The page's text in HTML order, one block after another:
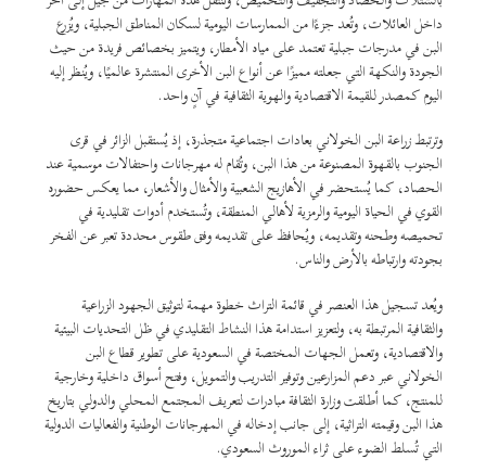
داخل العائلات، وتُعد جزءًا من الممارسات اليومية لسكان المناطق الجبلية، ويُزرع
البن في مدرجات جبلية تعتمد على مياه الأمطار، ويتميز بخصائص فريدة من حيث
الجودة والنكهة التي جعلته مميزًا عن أنواع البن الأخرى المنتشرة عالميًا، ويُنظر إليه
اليوم كمصدر للقيمة الاقتصادية والهوية الثقافية في آنٍ واحد.
وترتبط زراعة البن الخولاني بعادات اجتماعية متجذرة، إذ يُستقبل الزائر في قرى
الجنوب بالقهوة المصنوعة من هذا البن، وتُقام له مهرجانات واحتفالات موسمية عند
الحصاد، كما يُستحضر في الأهازيج الشعبية والأمثال والأشعار، مما يعكس حضوره
القوي في الحياة اليومية والرمزية لأهالي المنطقة، وتُستخدم أدوات تقليدية في
تحميصه وطحنه وتقديمه، ويُحافظ على تقديمه وفق طقوس محددة تعبر عن الفخر
بجودته وارتباطه بالأرض والناس.
ويُعد تسجيل هذا العنصر في قائمة التراث خطوة مهمة لتوثيق الجهود الزراعية
والثقافية المرتبطة به، ولتعزيز استدامة هذا النشاط التقليدي في ظل التحديات البيئية
والاقتصادية، وتعمل الجهات المختصة في السعودية على تطوير قطاع البن
الخولاني عبر دعم المزارعين وتوفير التدريب والتمويل، وفتح أسواق داخلية وخارجية
للمنتج، كما أطلقت وزارة الثقافة مبادرات لتعريف المجتمع المحلي والدولي بتاريخ
هذا البن وقيمته التراثية، إلى جانب إدخاله في المهرجانات الوطنية والفعاليات الدولية
التي تُسلط الضوء على ثراء الموروث السعودي.